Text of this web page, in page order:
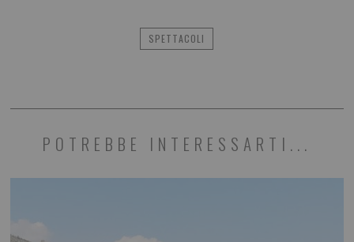
SPETTACOLI
POTREBBE INTERESSARTI...